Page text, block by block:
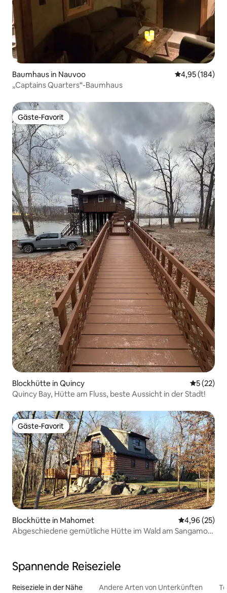
Baumhaus in Nauvoo
4,95 (184)
„Captains Quarters“-Baumhaus
Gäste-Favorit
Gäste-Favorit
Blockhütte in Quincy
5 (22)
Quincy Bay, Hütte am Fluss, beste Aussicht in der Stadt!
Gäste-Favorit
Gäste-Favorit
Blockhütte in Mahomet
4,96 (25)
Abgeschiedene gemütliche Hütte im Wald am Sangamon
Spannende Reiseziele
Reiseziele in der Nähe Andere Arten von Unterkünften